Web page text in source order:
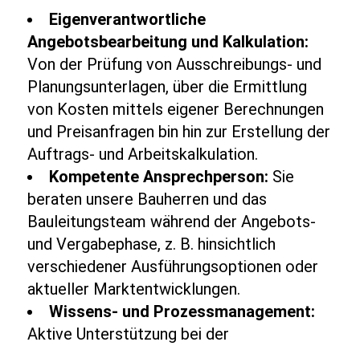
Eigenverantwortliche
Angebotsbearbeitung und Kalkulation:
Von der Prüfung von Ausschreibungs- und
Planungsunterlagen, über die Ermittlung
von Kosten mittels eigener Berechnungen
und Preisanfragen bin hin zur Erstellung der
Auftrags- und Arbeitskalkulation.
Kompetente Ansprechperson: Sie
beraten unsere Bauherren und das
Bauleitungsteam während der Angebots-
und Vergabephase, z. B. hinsichtlich
verschiedener Ausführungsoptionen oder
aktueller Marktentwicklungen.
Wissens- und Prozessmanagement:
Aktive Unterstützung bei der